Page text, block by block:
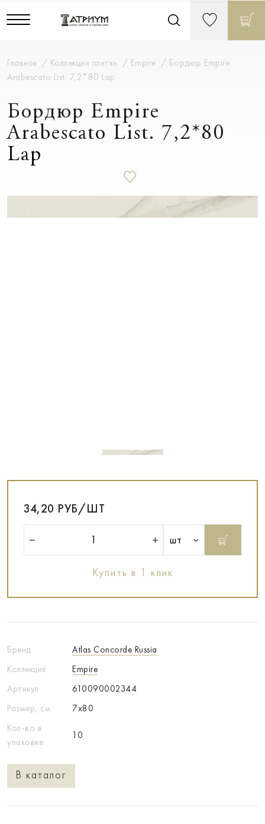
Главная Коллекции плитки Empire
Бордюр Empire
Arabescato List. 7,2*80 Lap
Бордюр Empire
Arabescato List. 7,2*80
Lap
Бренд
Atlas Concorde Russia
Коллекция
Empire
Артикул
610090002344
Размер, см
7x80
Кол-во в
упаковке
10
В каталог
34,20 РУБ/ШТ
шт
Купить в 1 клик